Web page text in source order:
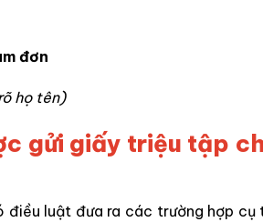
đơn
họ tên)
gửi giấy triệu tập
điều luật đưa ra các trường hợp cụ